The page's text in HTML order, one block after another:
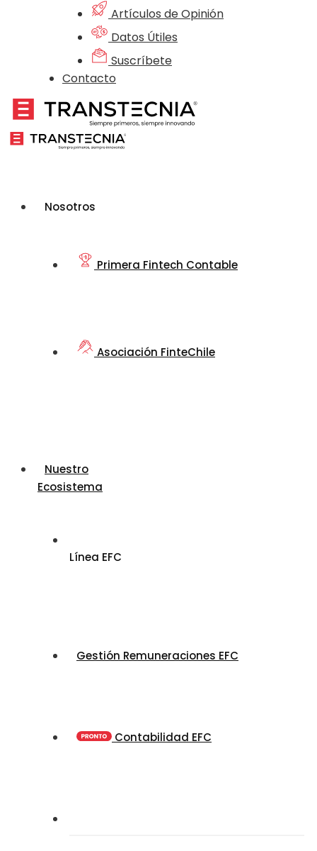
Artículos de Opinión
Datos Útiles
Suscríbete
Contacto
Nosotros
Primera Fintech Contable
Asociación FinteChile
Nuestro
Ecosistema
Línea EFC
Gestión Remuneraciones EFC
Contabilidad EFC